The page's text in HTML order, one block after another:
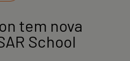
tem nova
School